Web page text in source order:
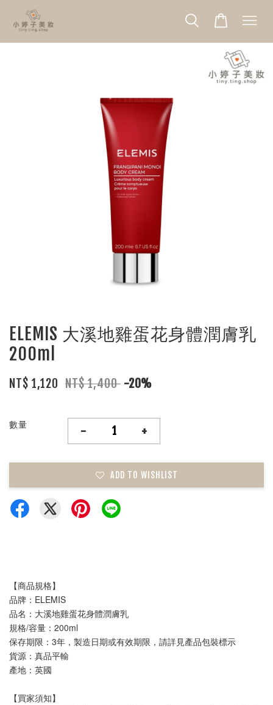
ELEMIS 大溪地雞蛋花身體潤膚乳
200ml
NT$ 1,120 NT$ 1,400 -20%
數量 - +
ADD TO WISHLIST
【商品規格】
品牌：ELEMIS
品名：大溪地雞蛋花身體潤膚乳
規格/容量：200ml
保存期限：3年，製造日期或有效期限，請詳見產品包裝標示
貨源：真品平輸
產地：英國
【買家須知】